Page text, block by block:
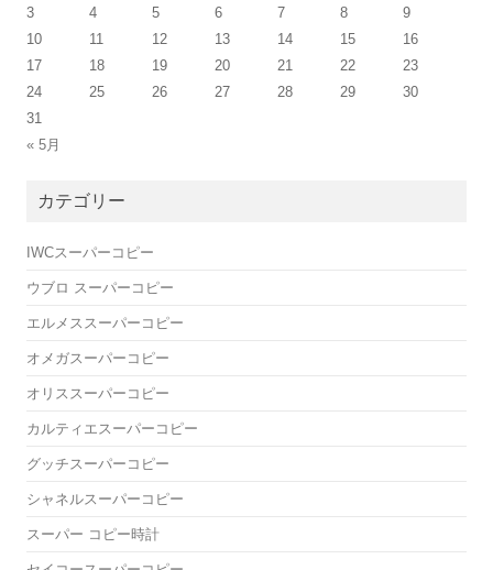
« 5月
3
4 5 6 7 8
9
10
11 12 13 14 15
16
17
18 19 20 21 22
23
24
25 26 27 28 29
30
31
カテゴリー
IWCスーパーコピー
ウブロ スーパーコピー
エルメススーパーコピー
オメガスーパーコピー
オリススーパーコピー
カルティエスーパーコピー
グッチスーパーコピー
シャネルスーパーコピー
スーパー コピー時計